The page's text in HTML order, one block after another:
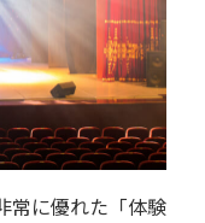
常に優れた「体験